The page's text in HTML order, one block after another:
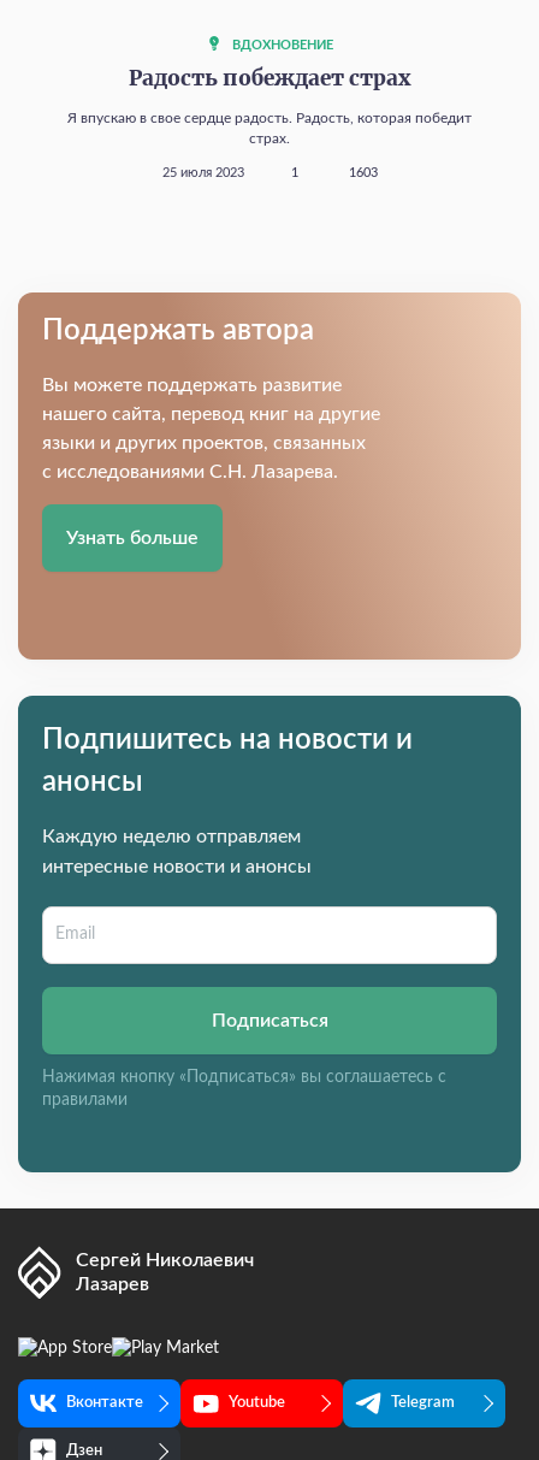
ВДОХНОВЕНИЕ
Радость побеждает страх
Я впускаю в свое сердце радость. Радость, которая победит
страх.
25 июля 2023 1 1603
Поддержать автора
Вы можете поддержать развитие
нашего сайта, перевод книг на другие
языки и других проектов, связанных
с исследованиями С.Н. Лазарева.
Узнать больше
Подпишитесь на новости и
анонсы
Каждую неделю отправляем
интересные новости и анонсы
Подписаться
Нажимая кнопку «Подписаться» вы соглашаетесь с
правилами
Сергей Николаевич
Лазарев
Вконтакте Youtube Telegram
Дзен